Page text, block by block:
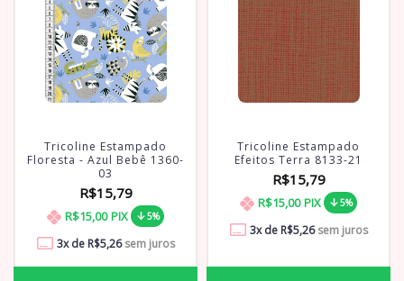
Tricoline Estampado
Floresta - Azul Bebê 1360-
03
R$15,79
R$15,00 PIX 5%
3x de R$5,26sem juros
Tricoline Estampado
Efeitos Terra 8133-21
R$15,79
R$15,00 PIX 5%
3x de R$5,26sem juros